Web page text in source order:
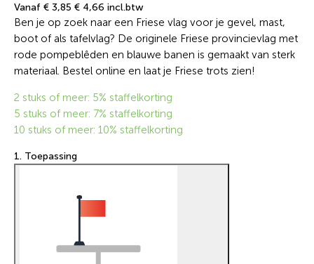
Vanaf € 3,85 € 4,66 incl.btw
Ben je op zoek naar een Friese vlag voor je gevel, mast,
boot of als tafelvlag? De originele Friese provincievlag met
rode pompeblêden en blauwe banen is gemaakt van sterk
materiaal. Bestel online en laat je Friese trots zien!
2 stuks of meer: 5% staffelkorting
5 stuks of meer: 7% staffelkorting
10 stuks of meer: 10% staffelkorting
1. Toepassing